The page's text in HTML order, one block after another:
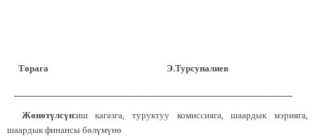
Төрага Э.Турсуналиев
Жөнөтүлсүн:иш кагазга, туруктуу комиссияга, шаардык мэрияга,
шаардык финансы бөлүмүнө